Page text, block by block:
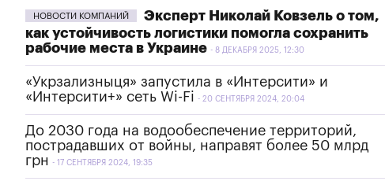
НОВОСТИ КОМПАНИЙ
Эксперт Николай Ковзель о том,
как устойчивость логистики помогла сохранить
рабочие места в Украине
8 ДЕКАБРЯ 2025, 12:30
«Укрзализныця» запустила в «Интерсити» и
«Интерсити+» сеть Wi-Fi
20 СЕНТЯБРЯ 2024, 20:04
До 2030 года на водообеспечение территорий,
пострадавших от войны, направят более 50 млрд
грн
17 СЕНТЯБРЯ 2024, 19:35